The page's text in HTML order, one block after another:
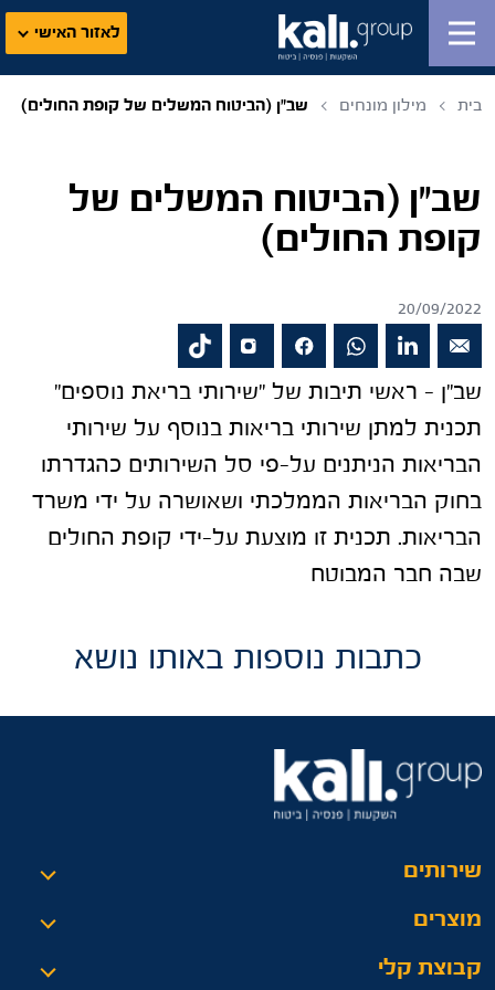
לאזור האישי
בית מילון מונחים שב"ן (הביטוח המשלים של קופת החולים)
שב"ן (הביטוח המשלים של
קופת החולים)
20/09/2022
שב"ן – ראשי תיבות של "שירותי בריאת נוספים"
תכנית למתן שירותי בריאות בנוסף על שירותי
הבריאות הניתנים על-פי סל השירותים כהגדרתו
בחוק הבריאות הממלכתי ושאושרה על ידי משרד
הבריאות. תכנית זו מוצעת על-ידי קופת החולים
שבה חבר המבוטח
כתבות נוספות באותו נושא
שירותים
מוצרים
קבוצת קלי